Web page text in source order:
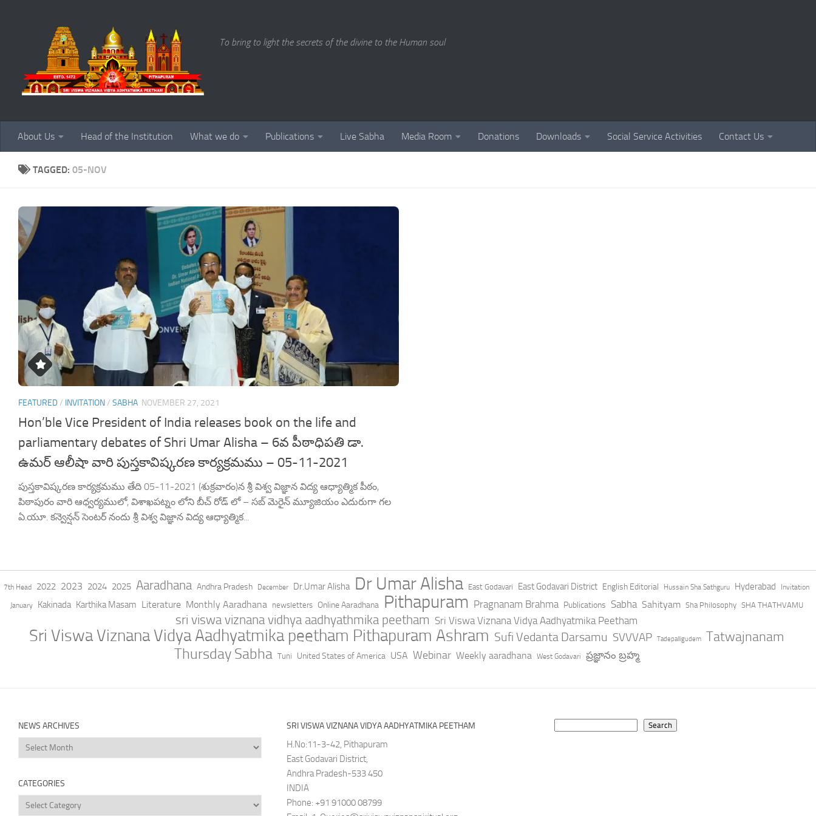
To bring to light the secrets of the divine to the Human soul
About Us Head of the Institution What we do Publications Live Sabha Media Room Donations Downloads Social Service Activities Contact Us
TAGGED: 05-NOV
FEATURED/ INVITATION/ SABHA NOVEMBER 27, 2021
Hon’ble Vice President of India releases book on the life and
parliamentary debates of Shri Umar Alisha – 6వ పీఠాధిపతి డా.
ఉమర్ ఆలీషా వారి పుస్తకావిష్కరణ కార్యక్రమము – 05-11-2021
పుస్తకావిష్కరణ కార్యక్రమము తేది 05-11-2021 (శుక్రవారం)న శ్రీ విశ్వ విజ్ఞాన విద్య ఆధ్యాత్మిక పీఠం,
పిఠాపురం వారి ఆధ్వర్యములో, విశాఖపట్నం లోని బీచ్ రోడ్ లో – సబ్ మెరైన్ మ్యూజియం ఎదురుగా గల
ఏ.యూ. కన్వెన్షన్ సెంటర్ నందు శ్రీ విశ్వ విజ్ఞాన విద్య ఆధ్యాత్మిక...
7th Head 2022 2023 2024 2025 Aaradhana Andhra Pradesh December Dr.Umar Alisha Dr Umar Alisha East Godavari East Godavari District English Editorial Hussain Sha Sathguru Hyderabad Invitation
January Kakinada Karthika Masam Literature Monthly Aaradhana newsletters Online Aaradhana Pithapuram Pragnanam Brahma Publications Sabha Sahityam Sha Philosophy SHA THATHVAMU
sri viswa viznana vidhya aadhyathmika peetham Sri Viswa Viznana Vidya Aadhyatmika Peetham
Sri Viswa Viznana Vidya Aadhyatmika peetham Pithapuram Ashram Sufi Vedanta Darsamu SVVVAP Tadepalligudem Tatwajnanam
Thursday Sabha Tuni United States of America USA Webinar Weekly aaradhana West Godavari ప్రజ్ఞానం బ్రహ్మ
NEWS ARCHIVES
News
Archives
CATEGORIES
Categories
SRI VISWA VIZNANA VIDYA AADHYATMIKA PEETHAM
H.No:11-3-42, Pithapuram
East Godavari District,
Andhra Pradesh-533 450
INDIA
Phone: +91 91000 08799
Search